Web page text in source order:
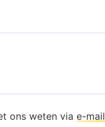
ons weten via e-mail